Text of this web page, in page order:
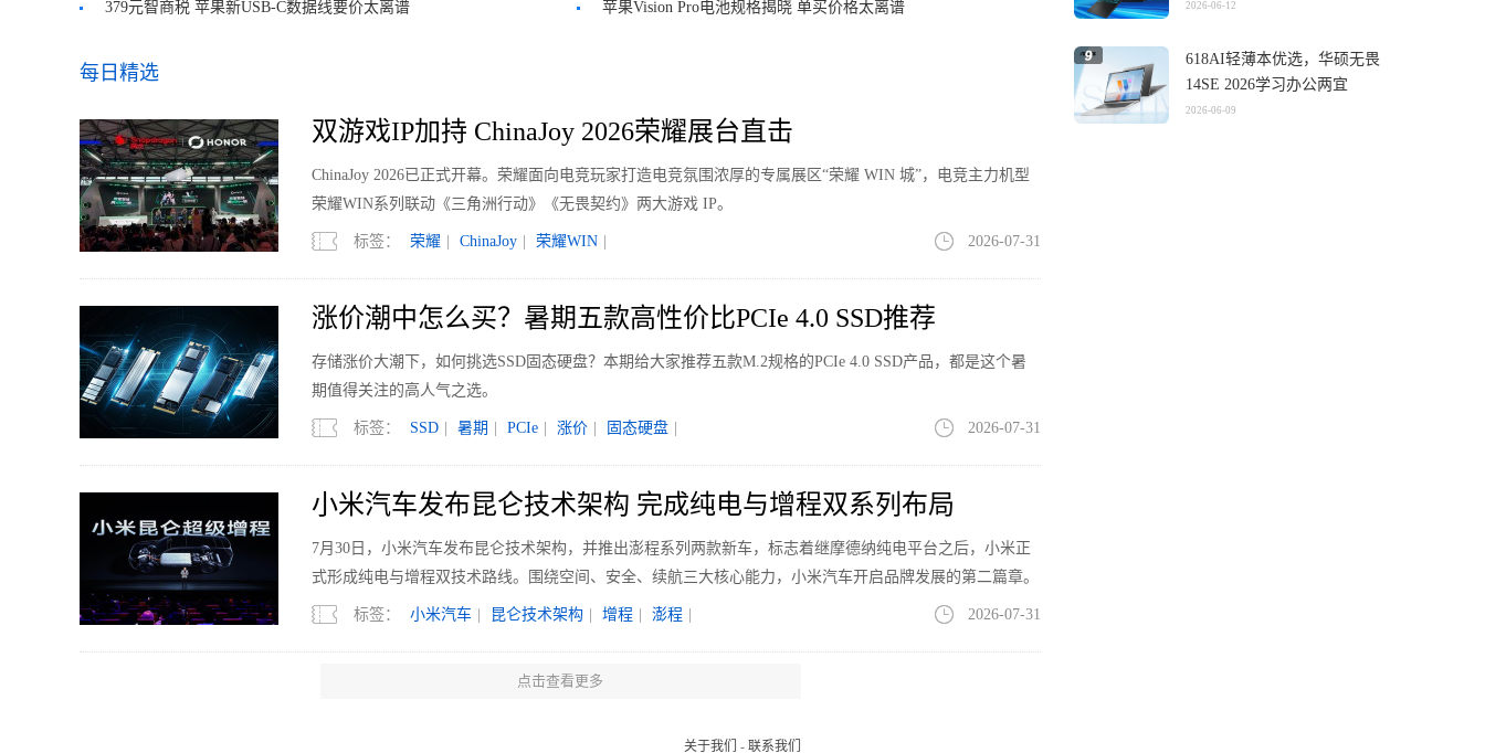
379元智商税 苹果新USB-C数据线要价太离谱 苹果Vision Pro电池规格揭晓 单买价格太离谱
每日精选
双游戏IP加持 ChinaJoy 2026荣耀展台直击
ChinaJoy 2026已正式开幕。荣耀面向电竞玩家打造电竞氛围浓厚的专属展区“荣耀 WIN 城”，电竞主力机型
荣耀WIN系列联动《三角洲行动》《无畏契约》两大游戏 IP。
标签： 荣耀 ChinaJoy 荣耀WIN 2026-07-31
涨价潮中怎么买？暑期五款高性价比PCIe 4.0 SSD推荐
存储涨价大潮下，如何挑选SSD固态硬盘？本期给大家推荐五款M.2规格的PCIe 4.0 SSD产品，都是这个暑
期值得关注的高人气之选。
标签： SSD 暑期 PCIe 涨价 固态硬盘 2026-07-31
小米汽车发布昆仑技术架构 完成纯电与增程双系列布局
7月30日，小米汽车发布昆仑技术架构，并推出澎程系列两款新车，标志着继摩德纳纯电平台之后，小米正
式形成纯电与增程双技术路线。围绕空间、安全、续航三大核心能力，小米汽车开启品牌发展的第二篇章。
标签： 小米汽车 昆仑技术架构 增程 澎程 2026-07-31
雷鸟创新全系产品亮相ChinaJoy 全天候AI眼镜雷鸟iO同步登台
雷鸟创新（RayNeo）携旗下全系产品亮相ChinaJoy 2026，带来巨幕沉浸游戏的雷鸟GT系列、拥有丰富空间
点击查看更多
2026-06-12
618AI轻薄本优选，华硕无畏
14SE 2026学习办公两宜
2026-06-09
关于我们 - 联系我们